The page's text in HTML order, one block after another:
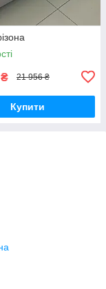
₴ 21 956 ₴
Купити